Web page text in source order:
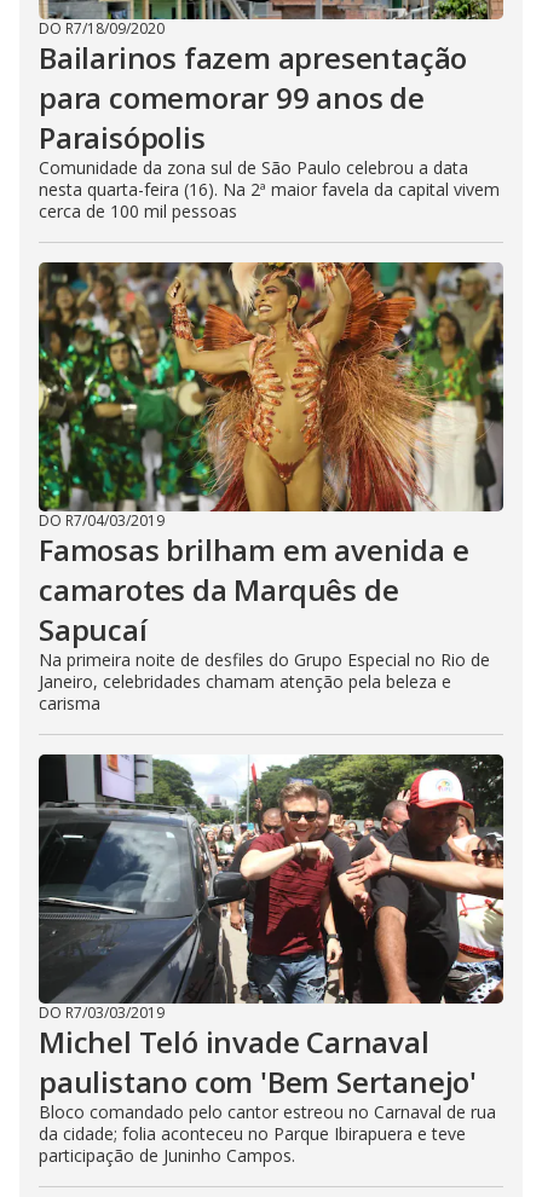
DO R7/18/09/2020
Bailarinos fazem apresentação
para comemorar 99 anos de
Paraisópolis
Comunidade da zona sul de São Paulo celebrou a data
nesta quarta-feira (16). Na 2ª maior favela da capital vivem
cerca de 100 mil pessoas
DO R7/04/03/2019
Famosas brilham em avenida e
camarotes da Marquês de
Sapucaí
Na primeira noite de desfiles do Grupo Especial no Rio de
Janeiro, celebridades chamam atenção pela beleza e
carisma
DO R7/03/03/2019
Michel Teló invade Carnaval
paulistano com 'Bem Sertanejo'
Bloco comandado pelo cantor estreou no Carnaval de rua
da cidade; folia aconteceu no Parque Ibirapuera e teve
participação de Juninho Campos.